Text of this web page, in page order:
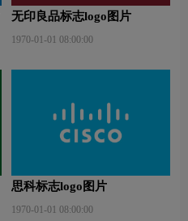
无印良品标志logo图片
1970-01-01 08:00:00
思科标志logo图片
1970-01-01 08:00:00